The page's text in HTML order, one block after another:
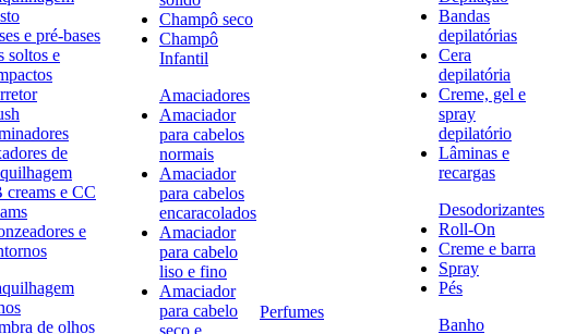
e pré-bases
soltos e
de
creams e CC
e
de olhos
Champô seco
Champô
Infantil
Amaciadores
Amaciador
para cabelos
normais
Amaciador
para cabelos
encaracolados
Amaciador
para cabelo
liso e fino
Amaciador
para cabelo
seco e
Perfumes
Bandas
depilatórias
Cera
depilatória
Creme, gel e
spray
depilatório
Lâminas e
recargas
Desodorizantes
Roll-On
Creme e barra
Spray
Pés
Banho